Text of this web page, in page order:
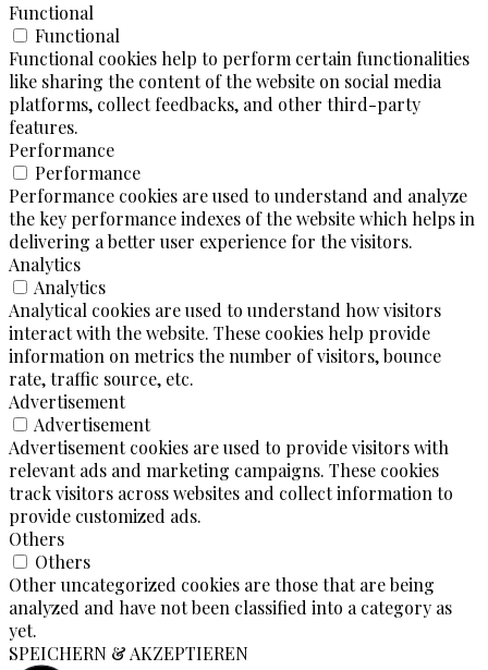
Functional
Functional
Functional cookies help to perform certain functionalities
like sharing the content of the website on social media
platforms, collect feedbacks, and other third-party
features.
Performance
Performance
Performance cookies are used to understand and analyze
the key performance indexes of the website which helps in
delivering a better user experience for the visitors.
Analytics
Analytics
Analytical cookies are used to understand how visitors
interact with the website. These cookies help provide
information on metrics the number of visitors, bounce
rate, traffic source, etc.
Advertisement
Advertisement
Advertisement cookies are used to provide visitors with
relevant ads and marketing campaigns. These cookies
track visitors across websites and collect information to
provide customized ads.
Others
Others
Other uncategorized cookies are those that are being
analyzed and have not been classified into a category as
yet.
SPEICHERN & AKZEPTIEREN